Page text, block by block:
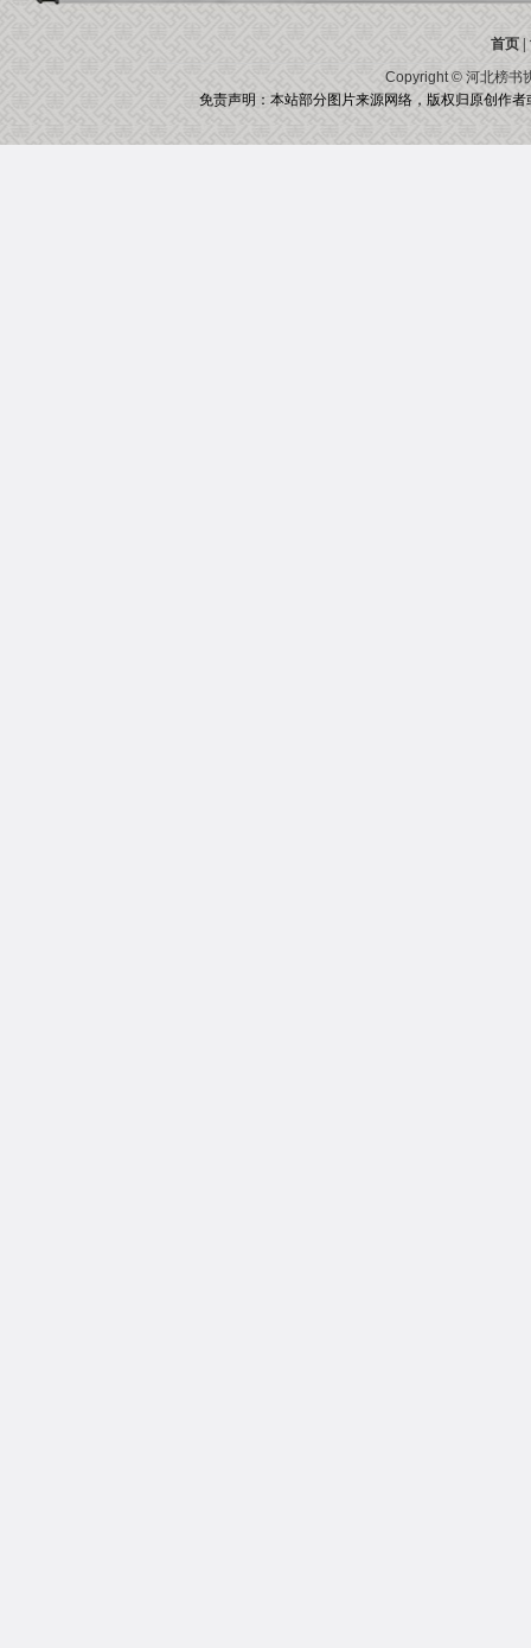
首页|
Copyright © 河北榜书
免责声明：本站部分图片来源网络，版权归原创作